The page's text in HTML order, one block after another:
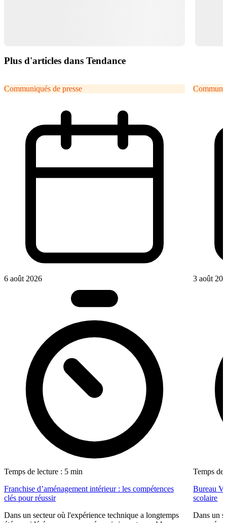
Plus d'articles dans Tendance
Communiqués de presse
6 août 2026
Temps de lecture : 5 min
Franchise d’aménagement intérieur : les compétences
clés pour réussir
Dans un secteur où l'expérience technique a longtemps
3 août
Temps de
Bureau
scolaire
Dans un